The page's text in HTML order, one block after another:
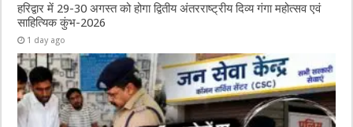
हरिद्वार में 29-30 अगस्त को होगा द्वितीय अंतरराष्ट्रीय दिव्य गंगा महोत्सव एवं
साहित्यिक कुंभ-2026
1 day ago